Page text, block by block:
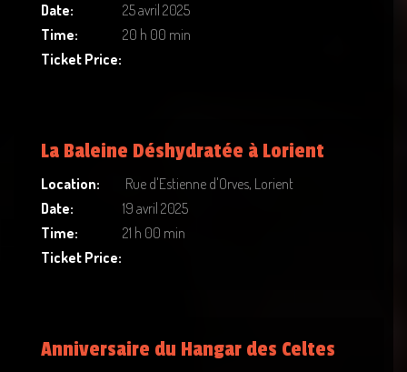
Date:
25 avril 2025
Time:
20 h 00 min
Ticket Price:
La Baleine Déshydratée à Lorient
Location:
Rue d'Estienne d'Orves, Lorient
Date:
19 avril 2025
Time:
21 h 00 min
Ticket Price:
Anniversaire du Hangar des Celtes